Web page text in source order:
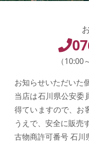
（10:00
お知らせいただいた
当店は石川県公安委
得ていますので、お
うえで、安全に販売
古物商許可番号 石